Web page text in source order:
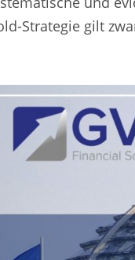
Strategie gilt